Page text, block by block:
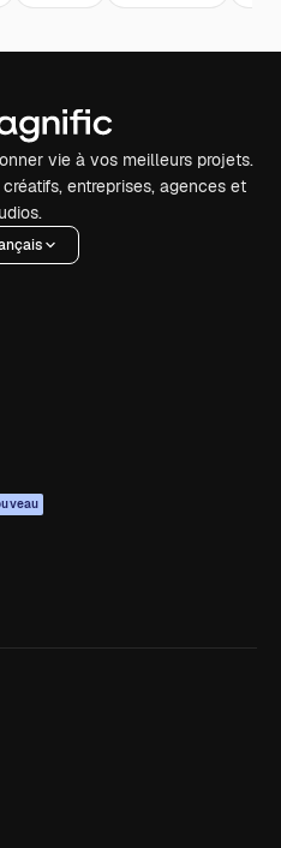
vie à vos meilleurs projets.
entreprises, agences et